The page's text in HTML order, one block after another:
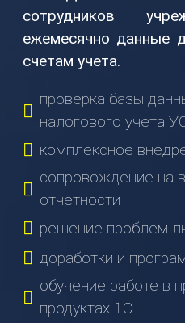
80-
80
gov-
603003
Нижний
Новгород,
ул.
Ефремова,
НАС
сотрудников
ежемесячно данные
счетам учета.
проверка базы
налогового учета
комплексное
сопровождение на
отчетности
решение проблем
доработки и
обучение работе в
продуктах 1С